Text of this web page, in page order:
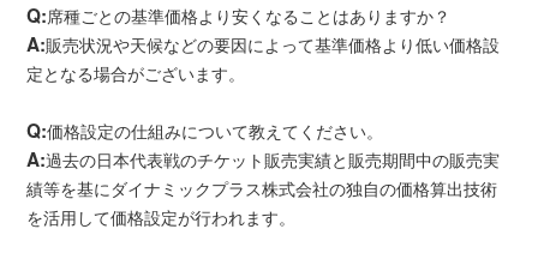
Q:席種ごとの基準価格より安くなることはありますか？
A:販売状況や天候などの要因によって基準価格より低い価格設
定となる場合がございます。
Q:価格設定の仕組みについて教えてください。
A:過去の日本代表戦のチケット販売実績と販売期間中の販売実
績等を基にダイナミックプラス株式会社の独自の価格算出技術
を活用して価格設定が行われます。